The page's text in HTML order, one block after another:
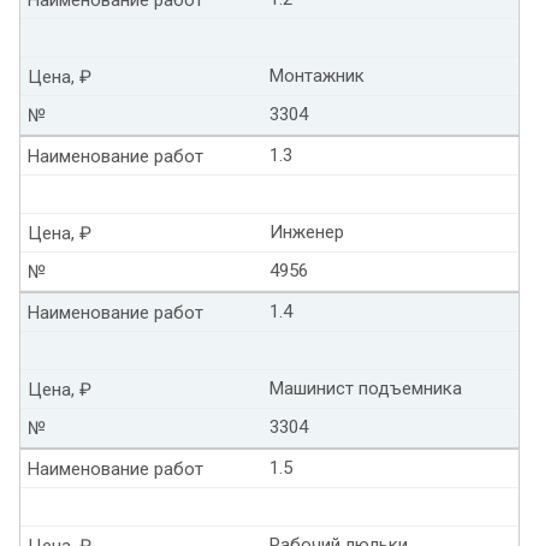
Монтажник
Цена, ₽
3304
№
1.3
Наименование работ
Инженер
Цена, ₽
4956
№
1.4
Наименование работ
Машинист подъемника
Цена, ₽
3304
№
1.5
Наименование работ